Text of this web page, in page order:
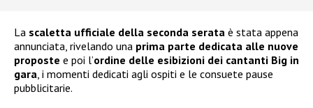
La scaletta ufficiale della seconda serata è stata appena
annunciata, rivelando una prima parte dedicata alle nuove
proposte e poi l’ordine delle esibizioni dei cantanti Big in
gara, i momenti dedicati agli ospiti e le consuete pause
pubblicitarie.